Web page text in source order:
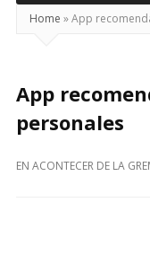
Home »App
App
personales
EN ACONTECER DE LA